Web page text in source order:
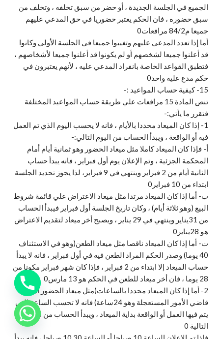
الجميع في الجلسة الجديدة ، أو حضر من سبق تخلفه ، وتخلف من
سبق حضوره ، فان الحكم يعتبر حضوريا في حق المدعي عليهم
جميعا م84/2 مرافعات0
أما إذا تعدد المدعي عليهم وتغيبوا جميعا في الجلسة الأولي وكانوا
قد أعلنوا جميعا لشخصهم أو لم يكونوا قد أعلنوا جميعا لأشخاصهم ،
فتطبق القواعد الخاصة بانفراد المدعي عليه ، لأنهم يعتبرون في
حكم مدع عليه واحد0
15- كيفية حساب المواعيد :-
تنص المادة 15 مرافعات علي طريقة حساب المواعيد المختلفة
فتقرر ما يأتي:-
1- إذا كان الميعاد محددا بالأيام ، فانه لا يحسب اليوم الذي تم العمل
فيه أو الواقعة ، ويبدأ الحساب من اليوم التالي:-
أ‌- فإذا كان الميعاد كاملا مثل ميعاد الحضور وهو ثمانية أيام أمام
المحكمة الجزئية ، وتم الإعلان يوم أول فبراير ، فانه يبدأ حساب
الثانية أيام من 2 فبراير وينتهي في 9 فبراير، لذا يجوز تحديد الجلسة
ابتداء من 10 فبراير0
ب‌- أما إذا كان الميعاد مرتدا مثل ميعاد الاعتراض علي قائمة شروط
البيع (وهو ثلاثة أيام) ، وكان تاريخ الجلسة أول فبراير فيبدأ الحساب
من 31يناير وينتهي في 29 يناير ، ويصبح أخر ميعاد لتقديم الاعتراض
هو 28يناير0
ت‌- أما إذا كان الميعاد ناقصا مثل ميعاد الطعن(وهو في الاستئناف
40 يوما) وصدر الحكم المراد الطعن فيه في أول فبراير ، فانه لا يبدأ
حساب الميعاد إلا ابتداء من 2 فبراير ، فإذا كان شهر فبراير مكونا من
28 يوما ، فان أخر ميعاد للطعن في الحكم هو 13 مارس0
2- أما إذا كان الميعاد محددا بالساعات(مثل ميعاد الحضور أمام
قاضي الأمور المستعجلة وهو 24ساعة) فانه لا تحسب الساعة التي
يتم فيها العمل أو الواقعة بداية الميعاد ، ويبدأ الحساب من الساعة
التالية 0